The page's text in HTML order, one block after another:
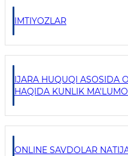
IMTIYOZLAR
IJARA HUQUQI ASOSIDA
HAQIDA KUNLIK
ONLINE SAVDOLAR